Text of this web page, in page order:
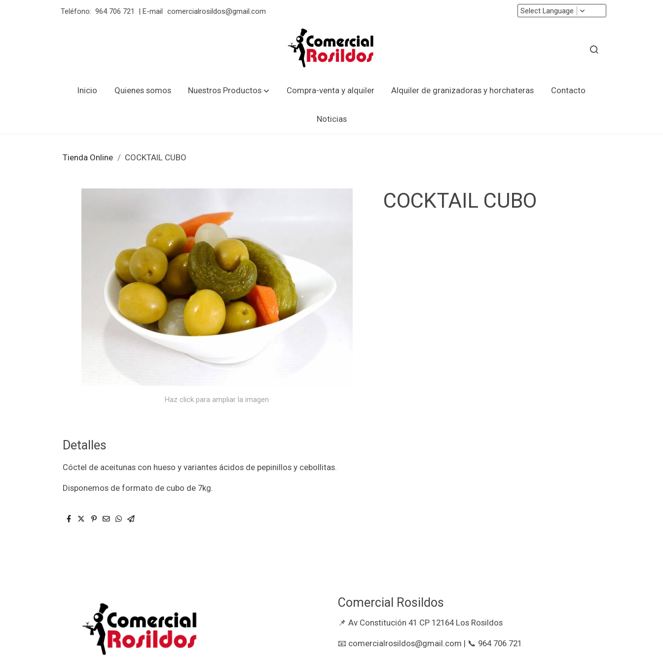
Teléfono: 964 706 721 | E-mail comercialrosildos@gmail.com Select Language
Inicio Quienes somos Nuestros Productos Compra-venta y alquiler Alquiler de granizadoras y horchateras Contacto
Noticias
Tienda Online COCKTAIL CUBO
Haz click para ampliar la imagen
Detalles
Cóctel de aceitunas con hueso y variantes ácidos de pepinillos y cebollitas.
Disponemos de formato de cubo de 7kg.
COCKTAIL CUBO
Comercial Rosildos
📌 Av Constitución 41 CP 12164 Los Rosildos
📧 comercialrosildos@gmail.com | 📞 964 706 721